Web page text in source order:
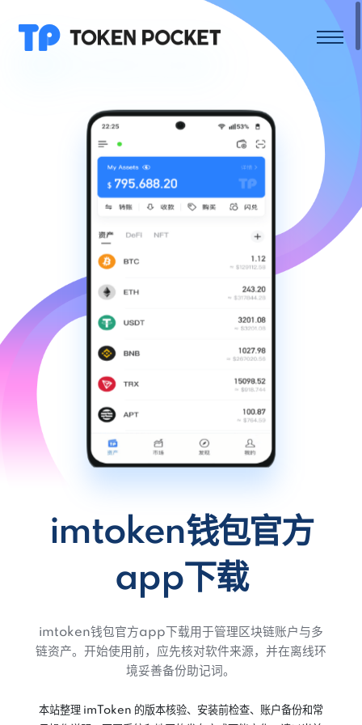
imtoken钱包官方
app下载
imtoken钱包官方app下载用于管理区块链账户与多
链资产。开始使用前，应先核对软件来源，并在离线环
境妥善备份助记词。
本站整理 imToken 的版本核验、安装前检查、账户备份和常